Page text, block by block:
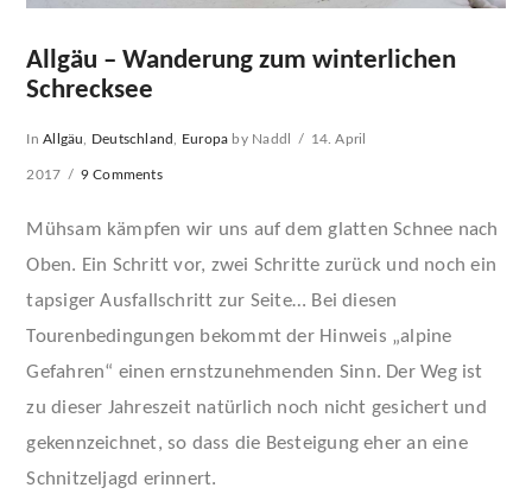
Allgäu – Wanderung zum winterlichen
Schrecksee
InAllgäu Deutschland Europa by Naddl 14. April
2017 9 Comments
Mühsam kämpfen wir uns auf dem glatten Schnee nach
Oben. Ein Schritt vor, zwei Schritte zurück und noch ein
tapsiger Ausfallschritt zur Seite… Bei diesen
Tourenbedingungen bekommt der Hinweis „alpine
Gefahren“ einen ernstzunehmenden Sinn. Der Weg ist
zu dieser Jahreszeit natürlich noch nicht gesichert und
gekennzeichnet, so dass die Besteigung eher an eine
Schnitzeljagd erinnert.